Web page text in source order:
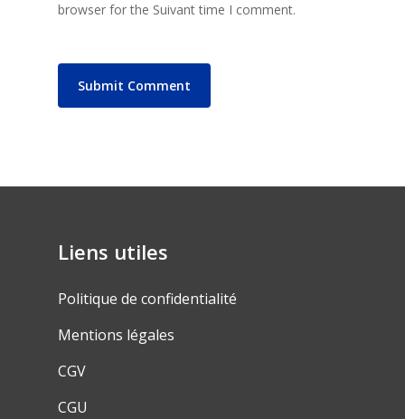
browser for the Suivant time I comment.
Liens utiles
Politique de confidentialité
Mentions légales
CGV
CGU